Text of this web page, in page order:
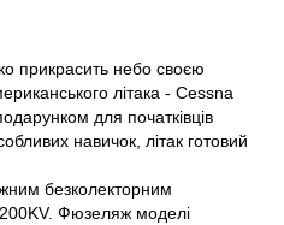
прикрасить небо своєю
літака - Cessna
для початківців
навичок, літак готовий
безколекторним
Фюзеляж моделі